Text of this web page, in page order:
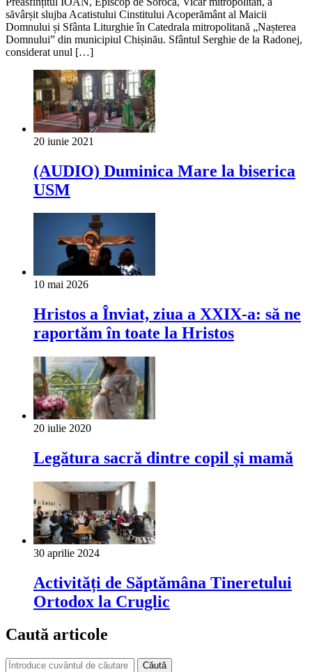
săvârșit slujba Acatistului Cinstitului Acoperământ al Maicii
Domnului și Sfânta Liturghie în Catedrala mitropolitană „Nașterea
Domnului” din municipiul Chișinău. Sfântul Serghie de la Radonej,
considerat unul […]
20 iunie 2021
(AUDIO) Duminica Mare la biserica
USM
10 mai 2026
Hristos a Înviat, ziua a XXIX-a: să ne
raportăm în toate la Hristos
20 iulie 2020
Legătura sacră dintre copil și mamă
30 aprilie 2024
Activități de Săptămâna Tineretului
Ortodox la Cruglic
Caută articole
Căută